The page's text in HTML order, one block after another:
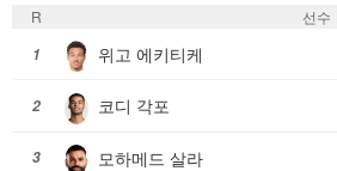
R
선수
1
위고 에키티케
2 코디 각포
3 모하메드 살라